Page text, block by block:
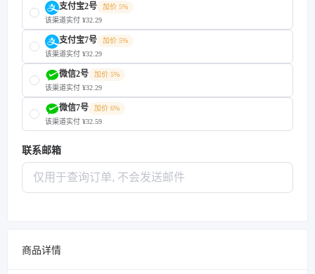
支付宝2号
加价 5%
该渠道实付 ¥32.29
支付宝7号
加价 5%
该渠道实付 ¥32.29
微信2号
加价 5%
该渠道实付 ¥32.29
微信7号
加价 6%
该渠道实付 ¥32.59
联系邮箱
商品详情